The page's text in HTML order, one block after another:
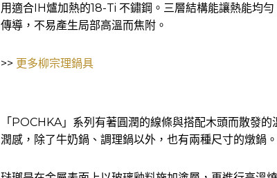
用適合IH爐加熱的18-Ti 不鏽鋼。三層結構能讓熱能均勻
傳導，不易產生局部高溫而焦附。
>> 更多柳宗理鍋具
「POCHKA」系列有著圓潤的線條與搭配木頭而散發的
潤感，除了牛奶鍋、調理鍋以外，也有兩種尺寸的燉鍋。